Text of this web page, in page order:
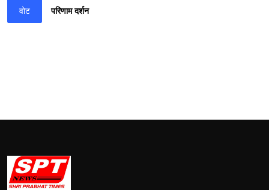
वोट परिणाम दर्शन